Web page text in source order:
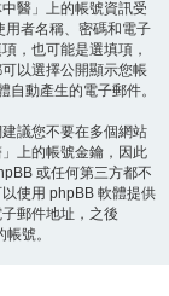
醫」上的帳號資訊受
用者名稱、密碼和電子
，也可能是選填項，
以選擇公開顯示您帳
動產生的電子郵件。
議您不要在多個網站
上的帳號金鑰，因此
或任何第三方都不
使用 phpBB 軟體提供
郵件地址，之後
號。